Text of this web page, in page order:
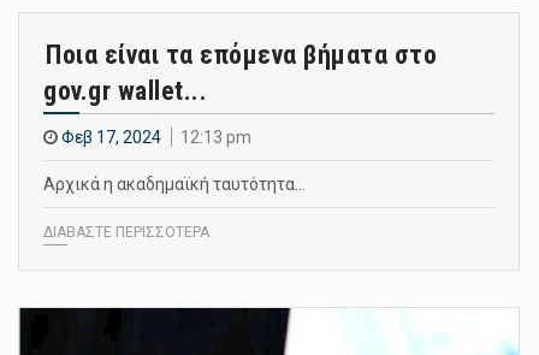
Ποια είναι τα επόμενα βήματα στο
gov.gr wallet...
Φεβ 17, 2024 12:13 pm
Αρχικά η ακαδημαϊκή ταυτότητα…
ΔΙΑΒΑΣΤΕ ΠΕΡΙΣΣΟΤΕΡΑ